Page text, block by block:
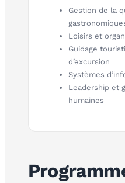
Gestion de la
Loisirs et
Guidage
d’excursion
Systèmes
Leadership et
humaines